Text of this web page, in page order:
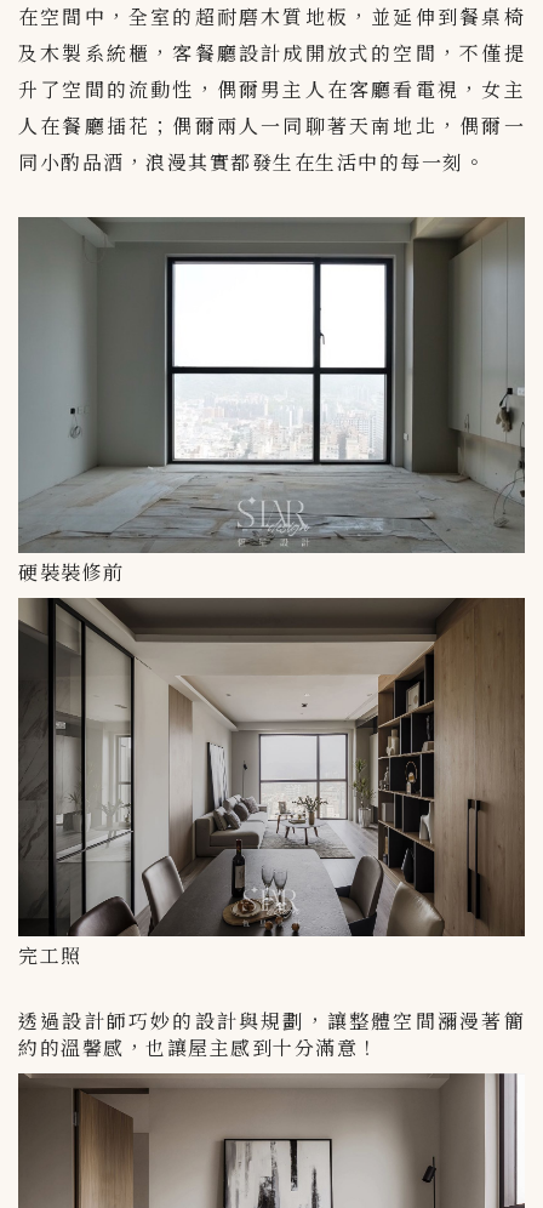
在空間中，全室的超耐磨木質地板，並延伸到餐桌椅
及木製系統櫃，客餐廳設計成開放式的空間，不僅提
升了空間的流動性，偶爾男主人在客廳看電視，女主
人在餐廳插花；偶爾兩人一同聊著天南地北，偶爾一
同小酌品酒，浪漫其實都發生在生活中的每一刻。
硬裝裝修前
完工照
透過設計師巧妙的設計與規劃，讓整體空間瀰漫著簡
約的溫馨感，也讓屋主感到十分滿意！